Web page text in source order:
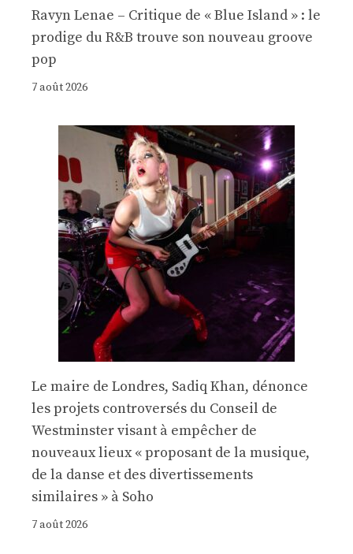
Ravyn Lenae – Critique de « Blue Island » : le
prodige du R&B trouve son nouveau groove
pop
7 août 2026
Le maire de Londres, Sadiq Khan, dénonce
les projets controversés du Conseil de
Westminster visant à empêcher de
nouveaux lieux « proposant de la musique,
de la danse et des divertissements
similaires » à Soho
7 août 2026